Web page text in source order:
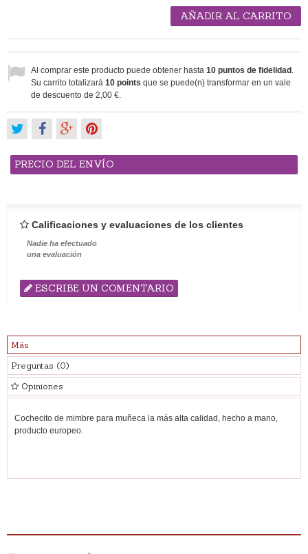
AÑADIR AL CARRITO
Al comprar este producto puede obtener hasta 10 puntos de fidelidad
Su carrito totalizará 10 points que se puede(n) transformar en un vale
de descuento de 2,00 €
PRECIO DEL ENVÍO
Calificaciones y evaluaciones de los clientes
Nadie ha efectuado
una evaluación
ESCRIBE UN COMENTARIO
Más
Preguntas (0)
Opiniones
Cochecito de mimbre para muñeca la más alta calidad, hecho a mano,
producto europeo.